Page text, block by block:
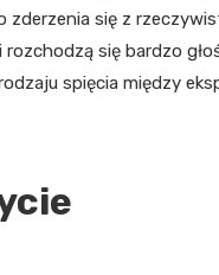
zderzenia się z
się bardzo
spięcia między